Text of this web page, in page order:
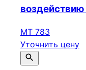
МТ 783
Уточнить цену